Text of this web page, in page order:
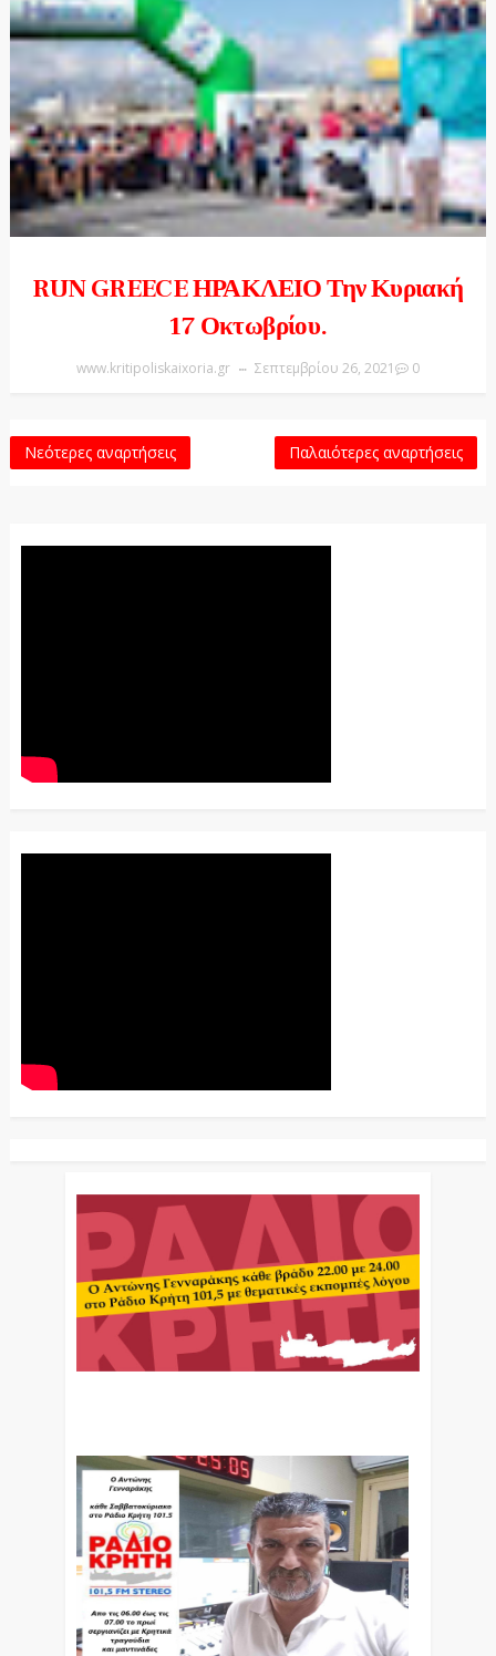
RUN GREECE ΗΡΑΚΛΕΙΟ Την Κυριακή
17 Οκτωβρίου.
www.kritipoliskaixoria.gr Σεπτεμβρίου 26, 2021 0
Νεότερες αναρτήσεις Παλαιότερες αναρτήσεις